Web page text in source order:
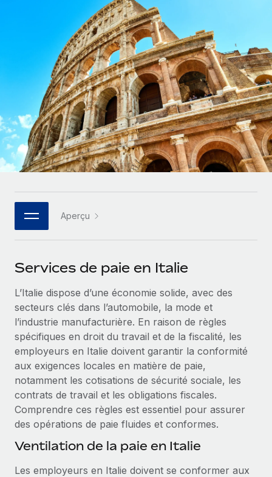
Gestion des freelances
Intégrez et gérez vos freelances partout dans le monde
Sous-traitez les opérations complexes liées à l’emploi
INFRASTRUCTURE
Intégration Remote
Intégrez vos RH aux flux de travail en toute simplicité
Plateforme
Des fonctions RH clés intégrées pour votre équipe
Connectez n'importe quel outil d’IA à Remote grâce à
notre MCP
Rationalisez vos processus avec des outils essentiels
SERVICES
Demandez aux experts
Recevez des conseils d’experts sur les RH à
l’international et la conformité
Contrôles d’antécédents
Simplifiez vos processus de présélection des
candidats
Remote Watchtower
Gardez un temps d’avance sur les risques en
matière de conformité
Comparer Remote
Examinez notre service par rapport aux autres
CROISSANCE
Start-ups
Des solutions agiles et internationales pour les RH et la
paie des entreprises en pleine croissance
Entreprises intermédiaires
Développez vos équipes avec des solutions RH sur
mesure
Entreprise
Les RH à l’international pour les grandes entreprises
Partenaires stratégiques de la tech
Devenir partenaire
Explorez avec nous vos opportunités de partenariat
Remote Build
Conseil en intégrations et automatisations assistées par
l’IA
ÉTUDES DE CAS
Calculateur de paiement des freelances
Découvrez les devises disponibles et les vitesses de
paiement pour vos freelances internationaux
APPRENDRE AVEC REMOTE
Recherche et guides
Études de cas
Checklists et modèles
Descriptions de postes
Salle de presse
Données sur les salaires et les talents
Centre de ressources
Obtenir de l’aide
Voir toutes les ressources
BLOG
Español
Italiano
Português (Portugal)
日本語
한국어
Connexion
Aperçu
Services de paie en Italie
L’Italie dispose d’une économie solide, avec des
secteurs clés dans l’automobile, la mode et
l’industrie manufacturière. En raison de règles
spécifiques en droit du travail et de la fiscalité, les
employeurs en Italie doivent garantir la conformité
aux exigences locales en matière de paie,
notamment les cotisations de sécurité sociale, les
contrats de travail et les obligations fiscales.
Comprendre ces règles est essentiel pour assurer
des opérations de paie fluides et conformes.
Ventilation de la paie en Italie
Les employeurs en Italie doivent se conformer aux